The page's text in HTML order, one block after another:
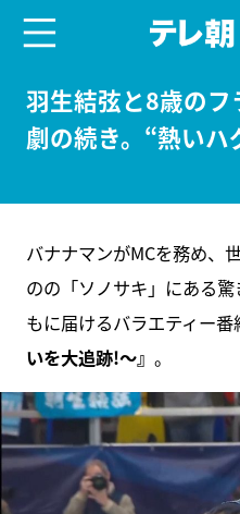
羽生結弦と8歳の
劇の続き。“熱い
バナナマンがMCを務め、
のの「ソノサキ」にある
もに届けるバラエティー番
いを大追跡!～』 。